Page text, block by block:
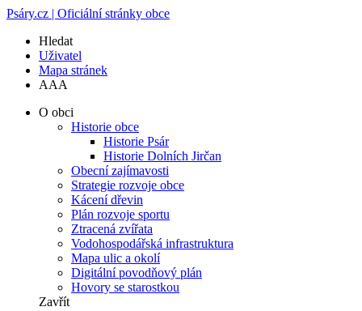
Psáry.cz | Oficiální stránky obce
Hledat
Uživatel
Mapa stránek
AAA
O obci
Historie obce
Historie Psár
Historie Dolních Jirčan
Obecní zajímavosti
Strategie rozvoje obce
Kácení dřevin
Plán rozvoje sportu
Ztracená zvířata
Vodohospodářská infrastruktura
Mapa ulic a okolí
Digitální povodňový plán
Hovory se starostkou
Zavřít